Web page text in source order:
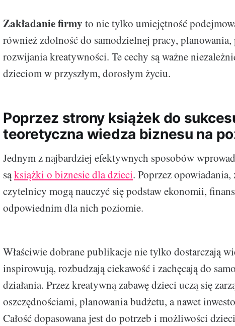
Zakładanie firmy to nie tylko umiejętność
również zdolność do samodzielnej pracy,
rozwijania kreatywności. Te cechy są ważne
dzieciom w przyszłym, dorosłym życiu.
Poprzez strony książek do
teoretyczna wiedza biznesu na
Jednym z najbardziej efektywnych sposobów
sąksiążki o biznesie dla dzieci. Poprzez
czytelnicy mogą nauczyć się podstaw ekonomii,
odpowiednim dla nich poziomie.
Właściwie dobrane publikacje nie tylko dostarczają
inspirowują, rozbudzają ciekawość i zachęcają do
działania. Przez kreatywną zabawę dzieci uczą się
oszczędnościami, planowania budżetu, a nawet
Całość dopasowana jest do potrzeb i możliwości